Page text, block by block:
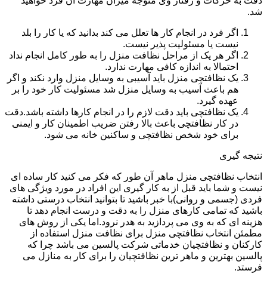
شد.
اگر فرد در انجام کار ها تعلل می کند بدانید که یا کار را بلد
نیست یا مسئولیت پذیر نیست.
اگر هر یک از مراحل نظافت منزل را به طور کامل انجام نداد
احتمالا به اندازه کافی مهارت ندارد.
یک نظافتچی منزل باید آسیبی به وسایل منزل وارد نکند و اگر
هم باعث آسیب به وسایل منزل شد مسئولیت کار خود را بر
عهده گیرد.
یک نظافتچی باید دقت لازم را در انجام کارها داشته باشد.دقت
در کار نظافتچی باعث بالا رفتن ضریب اطمینان کار و ایمنی
برای خود شخص نظافتچی و ساکنین خانه می شود.
نتیجه گیری
انتخاب نظافتچی منزل ماهر آن طور که فکر می کنید کار ساده ای
نیست و شما باید قبل از به کار گیری این افراد در مورد ویژگی های
فردی (جسمی و روانی)با خبر باشید تا بتوانید انتخاب درستی داشته
باشید که تمامی کارهای منزل را به دقت و درست انجام دهد تا
هزینه ای که به وی می پردازید به هدر نرود.اما یکی از روش های
مطمئن انتخاب نظافتچی منزل برای نظافت منزل استفاده از
کارکنان و نظافتچیان خدماتی شرکت پالسین می باشد چرا که
پالسین بهترین و ماهر ترین نظافتچیان را برای کار به منازل می
فرستد.